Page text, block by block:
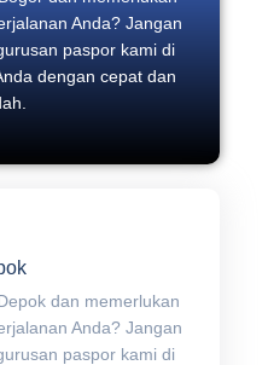
Anda? Jangan
paspor kami di
dengan cepat dan
dan memerlukan
Anda? Jangan
paspor kami di